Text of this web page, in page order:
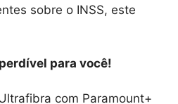
sobre o INSS, este
para você!
com Paramount+